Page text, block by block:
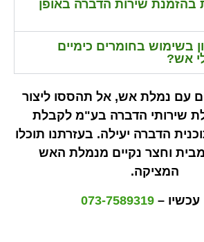
בהזמנת שירות הדברה באופן
בשימוש בחומרים כימיים
אש?
עם נמלת אש, אל תהססו ליצור
שירותי הדברה בע"מ לקבלת
הדברה יעילה. בעזרתנו תוכלו
וחצר נקיים מנמלת האש
המציקה.
עכשיו – 073-7589319